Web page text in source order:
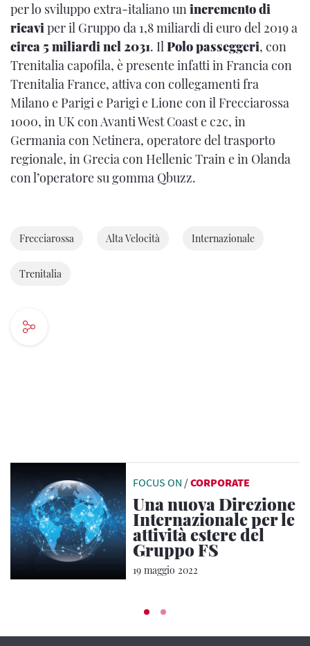
per lo sviluppo extra-italiano unincremento di
ricaviper il Gruppo da 1,8 miliardi di euro del 2019 a
circa 5 miliardi nel 2031. IlPolo passeggeri, con
Trenitalia capofila, è presente infatti in Francia con
Trenitalia France, attiva con collegamenti fra
Milano e Parigi e Parigi e Lione con il Frecciarossa
1000, in UK con Avanti West Coast e c2c, in
Germania con Netinera, operatore del trasporto
regionale, in Grecia con Hellenic Train e in Olanda
con l’operatore su gomma Qbuzz.
Frecciarossa Alta Velocità Internazionale
Trenitalia
FOCUS ON /CORPORATE
Una nuova Direzione
Internazionale per le
attività estere del
Gruppo FS
19 maggio 2022